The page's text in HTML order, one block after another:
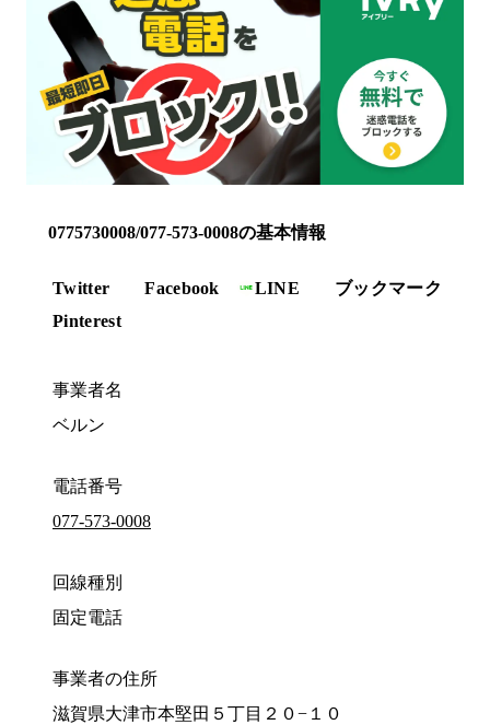
0775730008/077-573-0008の基本情報
Twitter Facebook LINE
ブックマーク
Pinterest
事業者名
ベルン
電話番号
077-573-0008
回線種別
固定電話
事業者の住所
滋賀県大津市本堅田５丁目２０−１０